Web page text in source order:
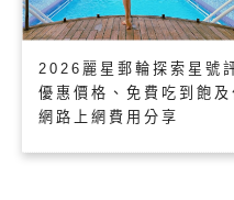
2026麗星郵輪探索星號
優惠價格、免費吃到飽
網路上網費用分享